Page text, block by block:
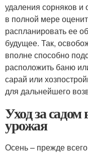
удаления сорняков
в полной мере
распланировать ее
будущее. Так,
вполне способно
расположить баню
сарай или
для дальнейшего
Уход за
урожая
Осень – прежде